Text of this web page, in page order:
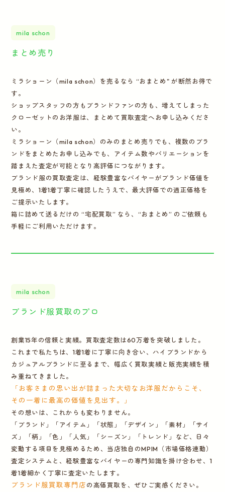
mila schon
まとめ売り
ミラショーン（mila schon）を売るなら “おまとめ" が断然お得で
す。
ショップスタッフの方もブランドファンの方も、増えてしまった
クローゼットのお洋服は、まとめて買取査定へお申し込みくださ
い。
ミラショーン（mila schon）のみのまとめ売りでも、複数のブラ
ンドをまとめたお申し込みでも、アイテム数やバリエーションを
踏まえた査定が可能となり高評価につながります。
ブランド服の買取査定は、経験豊富なバイヤーがブランド価値を
見極め、1着1着丁寧に確認したうえで、最大評価での適正価格を
ご提示いたします。
箱に詰めて送るだけの “宅配買取” なら、“おまとめ” のご依頼も
手軽にご利用いただけます。
mila schon
ブランド服買取のプロ
創業15年の信頼と実績。買取査定数は60万着を突破しました。
これまで私たちは、1着1着に丁寧に向き合い、ハイブランドから
カジュアルブランドに至るまで、幅広く買取実績と販売実績を積
み重ねてきました。
「お客さまの思い出が詰まった大切なお洋服だからこそ、
その一着に最高の価値を見出す。」
その想いは、これからも変わりません。
「ブランド」「アイテム」「状態」「デザイン」「素材」「サイ
ズ」「柄」「色」「人気」「シーズン」「トレンド」など、日々
変動する項目を見極めるため、当店独自のMPIM（市場価格連動）
査定システムと、経験豊富なバイヤーの専門知識を掛け合わせ、1
着1着細かく丁寧に査定いたします。
ブランド服買取専門店の高価買取を、ぜひご実感ください。